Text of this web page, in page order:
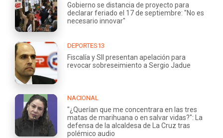
Gobierno se distancia de proyecto para
declarar feriado el 17 de septiembre: "No es
necesario innovar"
DEPORTES13
Fiscalía y SII presentan apelación para
revocar sobreseimiento a Sergio Jadue
NACIONAL
"¿Querían que me concentrara en las tres
matas de marihuana o en salvar vidas?": La
defensa de la alcaldesa de La Cruz tras
polémico audio